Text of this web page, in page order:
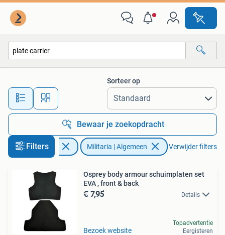
Alle afstanden…
Sorteer op
Bewaar je zoekopdracht
Filters
Verzamelen Militaria | Algemeen Verwijder filters
Osprey body armour schuimplaten set
EVA , front & back
€ 7,95 Details
Bezoek website
Topadvertentie
Eergisteren